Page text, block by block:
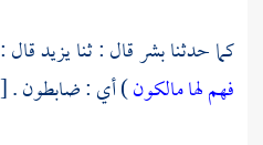
كما حدثنابشرقال : ثنايزيدقال
فهم لها مالكون) أي : ضابطون .[